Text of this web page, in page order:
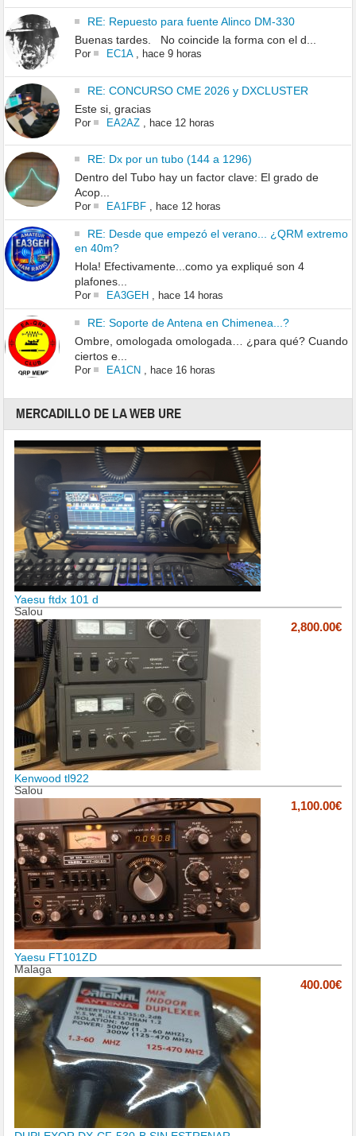
RE: Repuesto para fuente Alinco DM-330
Buenas tardes. No coincide la forma con el d...
Por EC1A, hace 9 horas
RE: CONCURSO CME 2026 y DXCLUSTER
Este si, gracias
Por EA2AZ, hace 12 horas
RE: Dx por un tubo (144 a 1296)
Dentro del Tubo hay un factor clave: El grado de
Acop...
Por EA1FBF, hace 12 horas
RE: Desde que empezó el verano... ¿QRM extremo
en 40m?
Hola! Efectivamente...como ya expliqué son 4
plafones...
Por EA3GEH , hace 14 horas
RE: Soporte de Antena en Chimenea...?
Ombre, omologada omologada… ¿para qué? Cuando
ciertos e...
Por EA1CN , hace 16 horas
MERCADILLO DE LA WEB URE
Yaesu ftdx 101 d
Salou
2,800.00€
Kenwood tl922
Salou
1,100.00€
Yaesu FT101ZD
Malaga
400.00€